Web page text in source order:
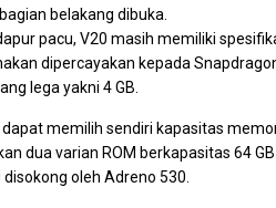
belakang dibuka.
pacu, V20 masih memiliki
dipercayakan kepada
lega yakni 4 GB.
dapat memilih sendiri kapasitas
dua varian ROM berkapasitas 64
oleh Adreno 530.